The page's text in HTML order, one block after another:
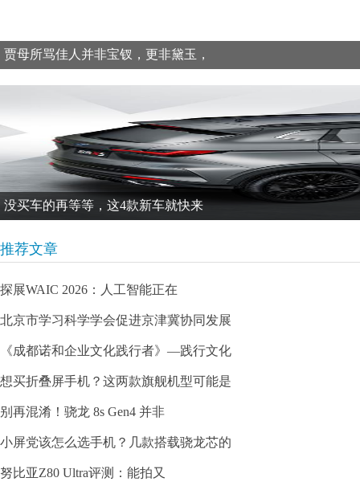
贾母所骂佳人并非宝钗，更非黛玉，
没买车的再等等，这4款新车就快来
推荐文章
探展WAIC 2026：人工智能正在
北京市学习科学学会促进京津冀协同发展
《成都诺和企业文化践行者》—践行文化
想买折叠屏手机？这两款旗舰机型可能是
别再混淆！骁龙 8s Gen4 并非
小屏党该怎么选手机？几款搭载骁龙芯的
努比亚Z80 Ultra评测：能拍又